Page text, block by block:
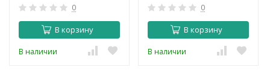
0
В корзину
В наличии
0
В корзину
В наличии